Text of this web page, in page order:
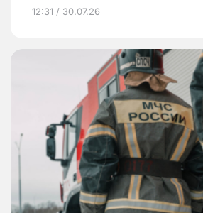
12:31 / 30.07.26